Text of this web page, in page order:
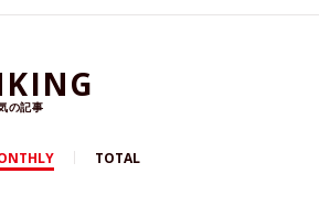
の記事
TOTAL